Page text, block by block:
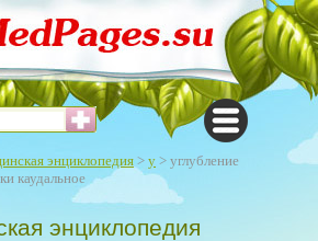
энциклопедия > у > углубление
каудальное
энциклопедия